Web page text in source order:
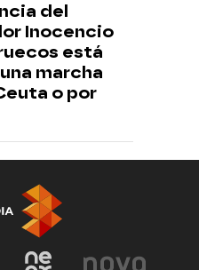
del
Inocencio
está
marcha
o por